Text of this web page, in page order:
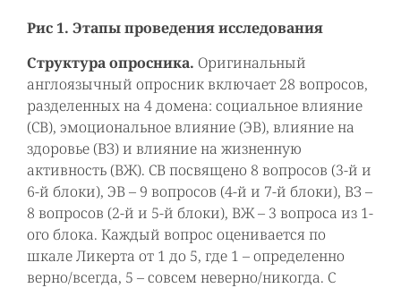
Рис 1. Этапы проведения исследования
Структура опросника. Оригинальный
англоязычный опросник включает 28 вопросов,
разделенных на 4 домена: социальное влияние
(СВ), эмоциональное влияние (ЭВ), влияние на
здоровье (ВЗ) и влияние на жизненную
активность (ВЖ). СВ посвящено 8 вопросов (3-й и
6-й блоки), ЭВ – 9 вопросов (4-й и 7-й блоки), ВЗ –
8 вопросов (2-й и 5-й блоки), ВЖ – 3 вопроса из 1-
ого блока. Каждый вопрос оценивается по
шкале Ликерта от 1 до 5, где 1 – определенно
верно/всегда, 5 – совсем неверно/никогда. С